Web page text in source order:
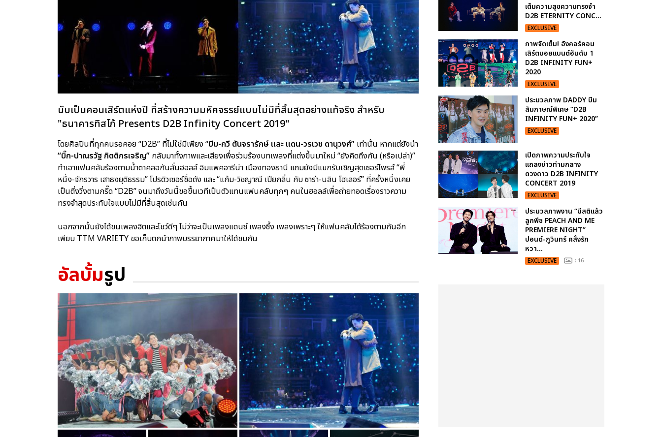
นับเป็นคอนเสิร์ตแห่งปี ที่สร้างความมหัศจรรย์แบบไม่มีที่สิ้นสุดอย่างแท้จริง สำหรับ
"ธนาคารทิสโก้ Presents D2B Infinity Concert 2019"
โดยศิลปินที่ทุกคนรอคอย “D2B” ที่ไม่ใช่มีเพียง “บีม-กวี ตันจรารักษ์ และ แดน-วรเวช ดานุวงศ์” เท่านั้น หากแต่ยังนำ
“บิ๊ก-ปาณรวัฐ กิตติกรเจริญ” กลับมาทั้งภาพและเสียงเพื่อร่วมร้องบทเพลงที่แต่งขึ้นมาใหม่ “ยังคิดถึงกัน (หรือเปล่า)”
ทำเอาแฟนคลับร้องตามน้ำตาคลอกันลั่นฮอลล์ อิมแพคอารีน่า เมืองทองธานี แถมยังมีแขกรับเชิญสุดเซอร์ไพรส์ “พี่
หนึ่ง-จักรวาร เสาธงยุติธรรม” โปรดิวเซอร์ชื่อดัง และ “แก้ม-วิชญาณี เปียกลิ่น กับ ซาร่า-นลิน โฮเลอร์” ที่ครั้งหนึ่งเคย
เป็นติ่งวิ่งตามกรี๊ด “D2B” จนมาถึงวันนี้ขอขึ้นเวทีเป็นตัวแทนแฟนคลับทุกๆ คนในฮอลล์เพื่อถ่ายทอดเรื่องราวความ
ทรงจำสุดประทับใจแบบไม่มีที่สิ้นสุดเช่นกัน
นอกจากนั้นยังได้ขนเพลงฮิตและโชว์ดีๆ ไม่ว่าจะเป็นเพลงแดนซ์ เพลงซึ้ง เพลงเพราะๆ ให้แฟนคลับได้ร้องตามกันอีก
เพียบ TTM VARIETY ขอเก็บตกนำภาพบรรยากาศมาให้ได้ชมกัน
อัลบั้มรูป
เต็มความสุขความทรงจำ
D2B ETERNITY CONC...
EXCLUSIVE
ภาพจัดเต็ม! อังคอร์คอน
เสิร์ตบอยแบนด์อันดับ 1
D2B INFINITY FUN+
2020
EXCLUSIVE
ประมวลภาพ DADDY บีม
สัมภาษณ์พิเศษ “D2B
INFINITY FUN+ 2020”
EXCLUSIVE
เปิดภาพความประทับใจ
แถลงข่าวท่ามกลาง
ดวงดาว D2B INFINITY
CONCERT 2019
EXCLUSIVE
ประมวลภาพงาน “มีสติแล้ว
ลูกพีช PEACH AND ME
PREMIERE NIGHT”
ปอนด์-ภูวินทร์ คลั่งรัก
หวา...
EXCLUSIVE : 16